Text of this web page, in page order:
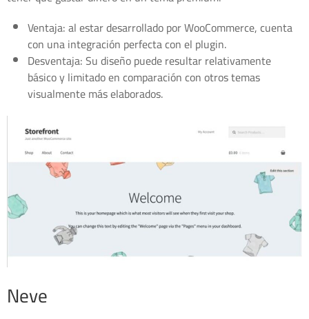
Ventaja: al estar desarrollado por WooCommerce, cuenta
con una integración perfecta con el plugin.
Desventaja: Su diseño puede resultar relativamente
básico y limitado en comparación con otros temas
visualmente más elaborados.
Neve